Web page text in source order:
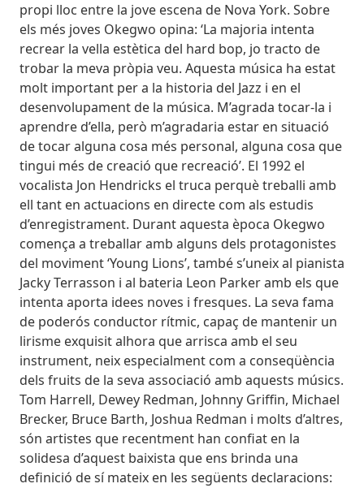
propi lloc entre la jove escena de Nova York. Sobre
els més joves Okegwo opina: ‘La majoria intenta
recrear la vella estètica del hard bop, jo tracto de
trobar la meva pròpia veu. Aquesta música ha estat
molt important per a la historia del Jazz i en el
desenvolupament de la música. M’agrada tocar-la i
aprendre d’ella, però m’agradaria estar en situació
de tocar alguna cosa més personal, alguna cosa que
tingui més de creació que recreació’. El 1992 el
vocalista Jon Hendricks el truca perquè treballi amb
ell tant en actuacions en directe com als estudis
d’enregistrament. Durant aquesta època Okegwo
comença a treballar amb alguns dels protagonistes
del moviment ‘Young Lions’, també s’uneix al pianista
Jacky Terrasson i al bateria Leon Parker amb els que
intenta aporta idees noves i fresques. La seva fama
de poderós conductor rítmic, capaç de mantenir un
lirisme exquisit alhora que arrisca amb el seu
instrument, neix especialment com a conseqüència
dels fruits de la seva associació amb aquests músics.
Tom Harrell, Dewey Redman, Johnny Griffin, Michael
Brecker, Bruce Barth, Joshua Redman i molts d’altres,
són artistes que recentment han confiat en la
solidesa d’aquest baixista que ens brinda una
definició de sí mateix en les següents declaracions: